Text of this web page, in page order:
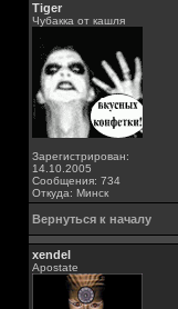
Tiger
Чубакка от кашля
Зарегистрирован:
14.10.2005
Сообщения: 734
Откуда: Минск
Вернуться к началу
xendel
Apostate